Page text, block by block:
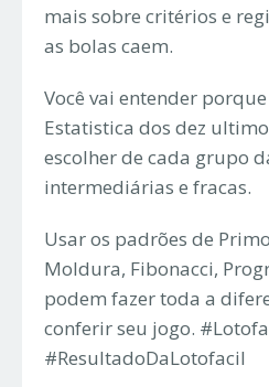
mais sobre critérios e
as bolas caem.
Você vai entender
Estatistica dos dez
escolher de cada grupo
intermediárias e fracas.
Usar os padrões de
Moldura, Fibonacci,
podem fazer toda a
conferir seu jogo.
#ResultadoDaLotofacil